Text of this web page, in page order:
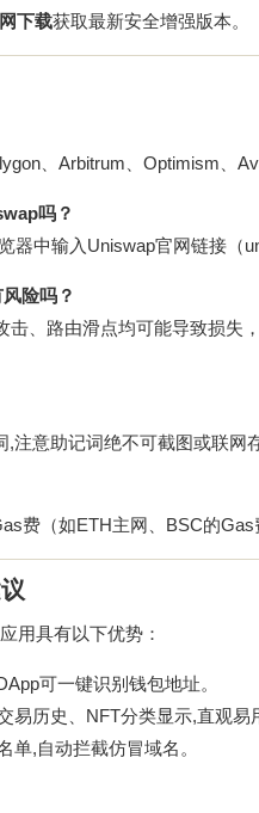
下载获取最新安全增强版本。
、Arbitrum、Optimism、
吗？
器中输入Uniswap官网链接（
险吗？
、路由滑点均可能导致损失
注意助记词绝不可截图或联网
费（如ETH主网、BSC的Gas
用具有以下优势：
可一键识别钱包地址。
易历史、NFT分类显示,直观易
单,自动拦截仿冒域名。